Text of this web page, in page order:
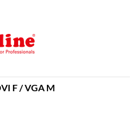
F / VGA M